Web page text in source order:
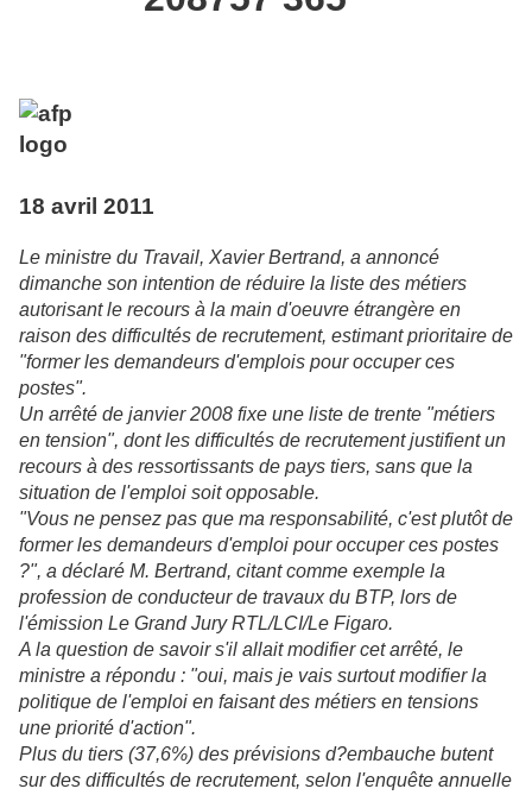
18 avril 2011
Le ministre du Travail, Xavier Bertrand, a annoncé
dimanche son intention de réduire la liste des métiers
autorisant le recours à la main d'oeuvre étrangère en
raison des difficultés de recrutement, estimant prioritaire de
"former les demandeurs d'emplois pour occuper ces
postes".
Un arrêté de janvier 2008 fixe une liste de trente "métiers
en tension", dont les difficultés de recrutement justifient un
recours à des ressortissants de pays tiers, sans que la
situation de l'emploi soit opposable.
"Vous ne pensez pas que ma responsabilité, c'est plutôt de
former les demandeurs d'emploi pour occuper ces postes
?", a déclaré M. Bertrand, citant comme exemple la
profession de conducteur de travaux du BTP, lors de
l'émission Le Grand Jury RTL/LCI/Le Figaro.
A la question de savoir s'il allait modifier cet arrêté, le
ministre a répondu : "oui, mais je vais surtout modifier la
politique de l'emploi en faisant des métiers en tensions
une priorité d'action".
Plus du tiers (37,6%) des prévisions d?embauche butent
sur des difficultés de recrutement, selon l'enquête annuelle